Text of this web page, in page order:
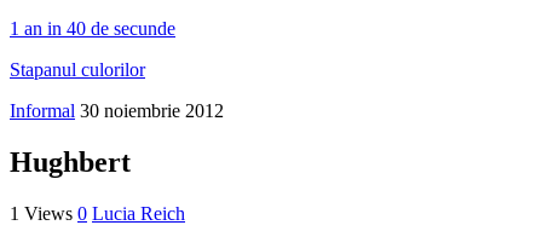
1 an in 40 de secunde
Stapanul culorilor
Informal 30 noiembrie 2012
Hughbert
1 Views 0 Lucia Reich